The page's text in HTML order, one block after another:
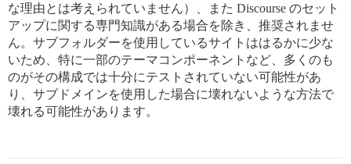
な理由とは考えられていません）、また Discourse のセット
アップに関する専門知識がある場合を除き、推奨されませ
ん。サブフォルダーを使用しているサイトははるかに少な
いため、特に一部のテーマコンポーネントなど、多くのも
のがその構成では十分にテストされていない可能性があ
り、サブドメインを使用した場合に壊れないような方法で
壊れる可能性があります。